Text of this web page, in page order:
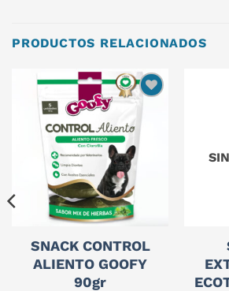
PRODUCTOS RELACIONADOS
SNACK CONTROL
ALIENTO GOOFY
90gr